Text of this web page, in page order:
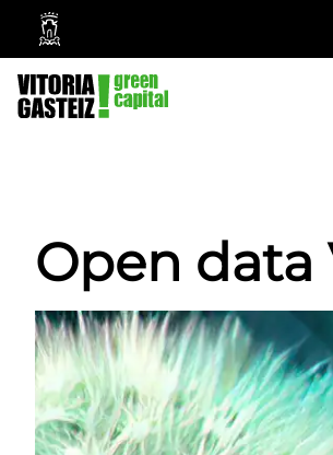
Ayuntamiento
Vitoria-
Gasteiz
Open data